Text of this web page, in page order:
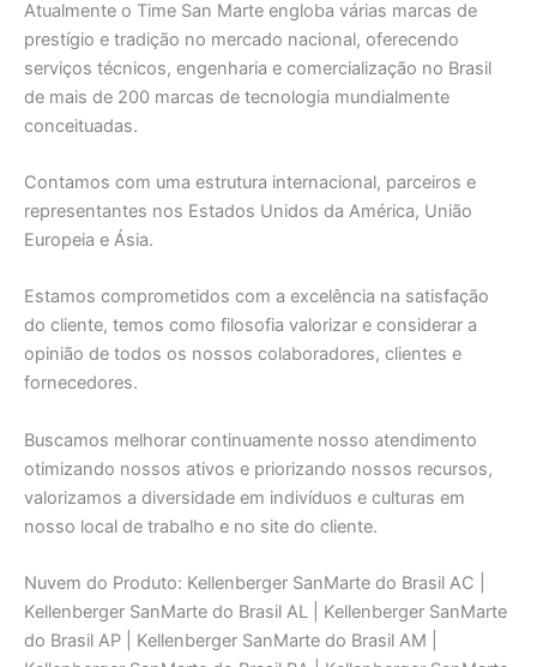
Atualmente o Time San Marte engloba várias marcas de
prestígio e tradição no mercado nacional, oferecendo
serviços técnicos, engenharia e comercialização no Brasil
de mais de 200 marcas de tecnologia mundialmente
conceituadas.
Contamos com uma estrutura internacional, parceiros e
representantes nos Estados Unidos da América, União
Europeia e Ásia.
Estamos comprometidos com a excelência na satisfação
do cliente, temos como filosofia valorizar e considerar a
opinião de todos os nossos colaboradores, clientes e
fornecedores.
Buscamos melhorar continuamente nosso atendimento
otimizando nossos ativos e priorizando nossos recursos,
valorizamos a diversidade em indivíduos e culturas em
nosso local de trabalho e no site do cliente.
Nuvem do Produto: Kellenberger SanMarte do Brasil AC |
Kellenberger SanMarte do Brasil AL | Kellenberger SanMarte
do Brasil AP | Kellenberger SanMarte do Brasil AM |